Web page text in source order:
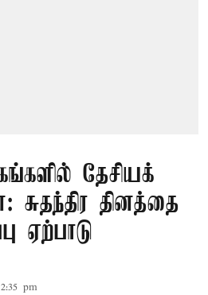
தேசியக்
தினத்தை
ஏற்பாடு
pm